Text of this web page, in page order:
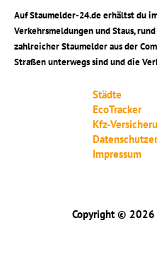
Auf Staumelder-24.de erhältst du
Verkehrsmeldungen und Staus,
zahlreicher Staumelder aus der
Straßen unterwegs sind und die
Städte
EcoTracker
Kfz-
Impressum
Copyright © 2026